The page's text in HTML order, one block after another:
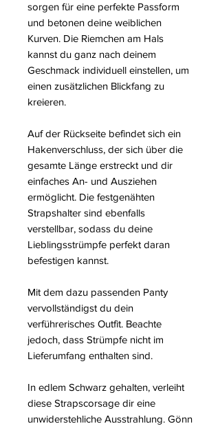
sorgen für eine perfekte Passform
und betonen deine weiblichen
Kurven. Die Riemchen am Hals
kannst du ganz nach deinem
Geschmack individuell einstellen, um
einen zusätzlichen Blickfang zu
kreieren.
Auf der Rückseite befindet sich ein
Hakenverschluss, der sich über die
gesamte Länge erstreckt und dir
einfaches An- und Ausziehen
ermöglicht. Die festgenähten
Strapshalter sind ebenfalls
verstellbar, sodass du deine
Lieblingsstrümpfe perfekt daran
befestigen kannst.
Mit dem dazu passenden Panty
vervollständigst du dein
verführerisches Outfit. Beachte
jedoch, dass Strümpfe nicht im
Lieferumfang enthalten sind.
In edlem Schwarz gehalten, verleiht
diese Strapscorsage dir eine
unwiderstehliche Ausstrahlung. Gönn